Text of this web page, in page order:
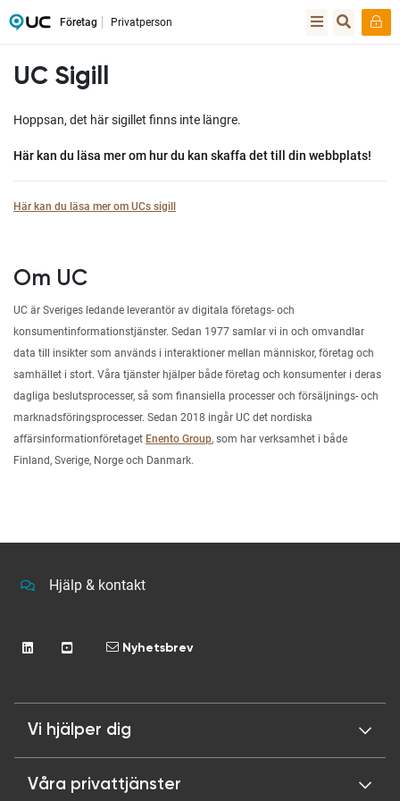
Företag Privatperson
UC Sigill
Hoppsan, det här sigillet finns inte längre.
Här kan du läsa mer om hur du kan skaffa det till din webbplats!
Här kan du läsa mer om UCs sigill
Om UC
UC är Sveriges ledande leverantör av digitala företags- och
konsumentinformationstjänster. Sedan 1977 samlar vi in och omvandlar
data till insikter som används i interaktioner mellan människor, företag och
samhället i stort. Våra tjänster hjälper både företag och konsumenter i deras
dagliga beslutsprocesser, så som finansiella processer och försäljnings- och
marknadsföringsprocesser. Sedan 2018 ingår UC det nordiska
affärsinformationföretaget Enento Group, som har verksamhet i både
Finland, Sverige, Norge och Danmark.
Hjälp & kontakt
Nyhetsbrev
Vi hjälper dig
Våra privattjänster